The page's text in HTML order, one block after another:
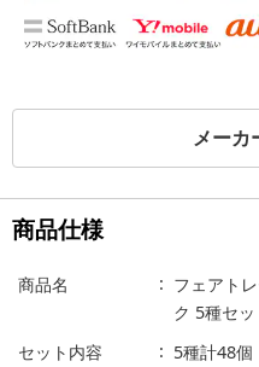
メーカ
商品仕様
商品名
フェアト
ク 5種セッ
セット内容
5種計48個